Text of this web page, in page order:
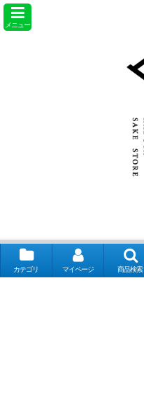
メニュー
カテゴリ マイページ 商品検索